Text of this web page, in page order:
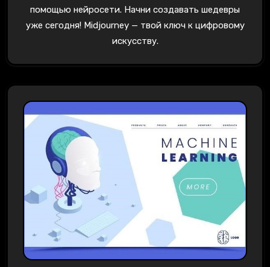
помощью нейросети. Начни создавать шедевры
уже сегодня! Midjourney — твой ключ к цифровому
искусству.